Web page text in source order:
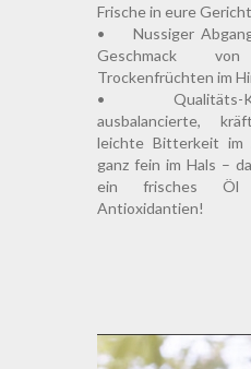
Frische in eure
• Nussiger
Geschmack
Trockenfrüchten im
• Qualitäts-
ausbalancierte,
leichte Bitterkeit im
ganz fein im Hals –
ein frisches Öl
Antioxidantien!